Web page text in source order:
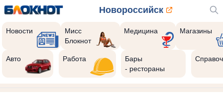
Новороссийск
Новости
Мисс
Блокнот
Медицина Магазины
Авто Работа
Бары
- рестораны